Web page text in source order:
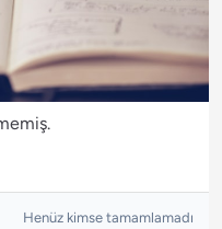
Henüz kimse tamamlamadı